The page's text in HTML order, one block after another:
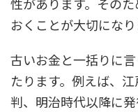
おくことが大切になり
古いお金と一括りに
たります。例えば、
判、明治時代以降に